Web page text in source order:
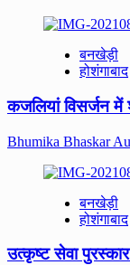
बनखेड़ी
होशंगाबाद
कजलियां विसर्जन में
Bhumika Bhaskar
बनखेड़ी
होशंगाबाद
उत्कृष्ट सेवा